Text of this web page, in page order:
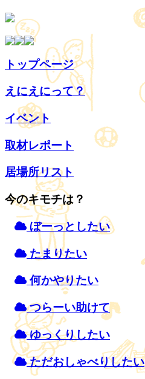
トップページ
えにえにって？
イベント
取材レポート
居場所リスト
今のキモチは？
ぼーっとしたい
たまりたい
何かやりたい
つらーい助けて
ゆっくりしたい
ただおしゃべりしたい